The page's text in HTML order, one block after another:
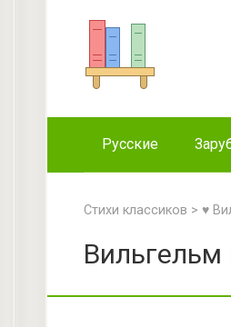
Русские
Стихи классиков > ♥